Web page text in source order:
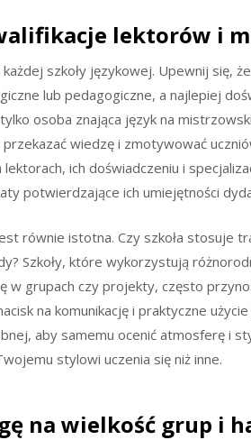
lektorów i
szkoły językowej. Upewnij się,
lub pedagogiczne, a najlepiej
osoba znająca język na
wiedzę i zmotywować
ich doświadczeniu i
potwierdzające ich umiejętności
równie istotna. Czy szkoła stosuje
Szkoły, które wykorzystują
w grupach czy projekty, często
na komunikację i praktyczne
aby samemu ocenić atmosferę i
stylowi uczenia się niż inne.
na wielkość grup i